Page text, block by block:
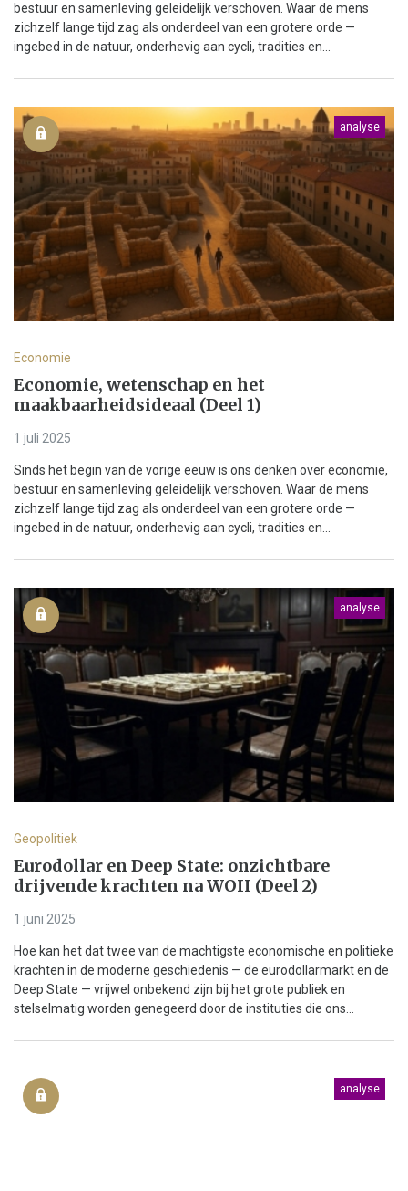
bestuur en samenleving geleidelijk verschoven. Waar de mens
zichzelf lange tijd zag als onderdeel van een grotere orde —
ingebed in de natuur, onderhevig aan cycli, tradities en...
analyse
Economie
Economie, wetenschap en het
maakbaarheidsideaal (Deel 1)
1 juli 2025
Sinds het begin van de vorige eeuw is ons denken over economie,
bestuur en samenleving geleidelijk verschoven. Waar de mens
zichzelf lange tijd zag als onderdeel van een grotere orde —
ingebed in de natuur, onderhevig aan cycli, tradities en...
analyse
Geopolitiek
Eurodollar en Deep State: onzichtbare
drijvende krachten na WOII (Deel 2)
1 juni 2025
Hoe kan het dat twee van de machtigste economische en politieke
krachten in de moderne geschiedenis — de eurodollarmarkt en de
Deep State — vrijwel onbekend zijn bij het grote publiek en
stelselmatig worden genegeerd door de instituties die ons...
analyse